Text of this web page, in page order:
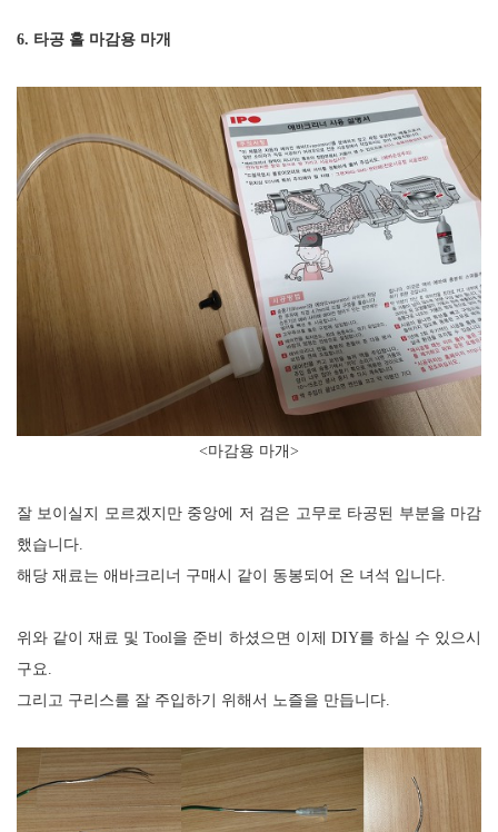
6. 타공 홀 마감용 마개
<마감용 마개 >
잘 보이실지 모르겠지만 중앙에 저 검은 고무로 타공된 부분을 마감
했습니다.
해당 재료는 애바크리너 구매시 같이 동봉되어 온 녀석 입니다.
위와 같이 재료 및 Tool을 준비 하셨으면 이제 DIY를 하실 수 있으시
구요.
그리고 구리스를 잘 주입하기 위해서 노즐을 만듭니다